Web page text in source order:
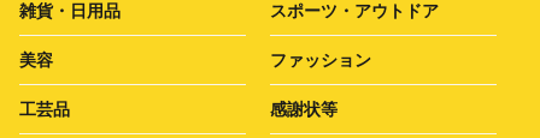
雑貨・日用品 スポーツ・アウトドア
美容 ファッション
工芸品 感謝状等